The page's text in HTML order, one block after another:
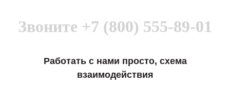
Звоните +7 (800) 555-89-01
Работать с нами просто, схема
взаимодействия